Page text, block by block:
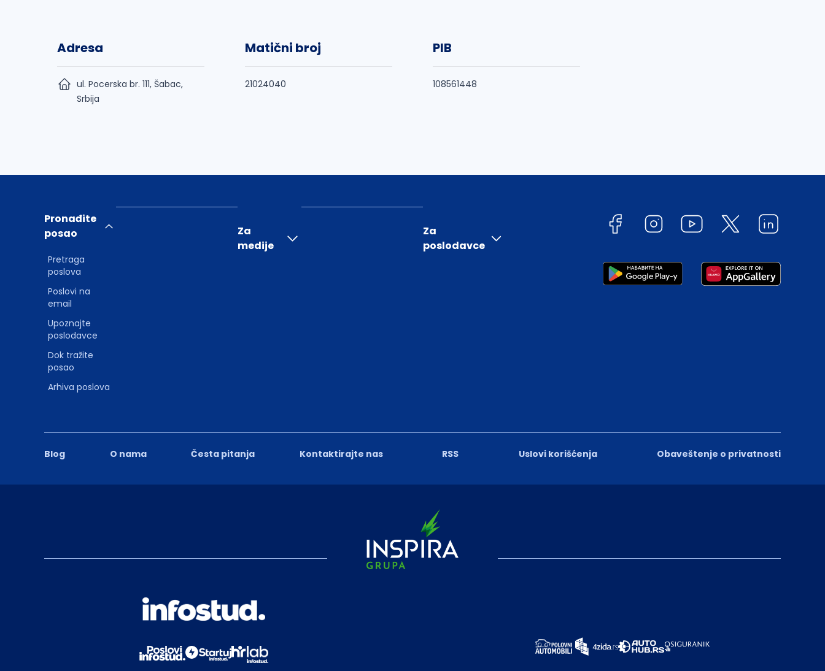
Adresa
ul. Pocerska br. 111, Šabac,
Srbija
Matični broj
21024040
PIB
108561448
Blog O nama Česta pitanja Kontaktirajte nas RSS Uslovi korišćenja Obaveštenje o privatnosti
Pronađite
posao
Pretraga
poslova
Poslovi na
email
Upoznajte
poslodavce
Dok tražite
posao
Arhiva poslova
Za
medije
Za
poslodavce